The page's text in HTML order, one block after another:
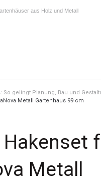
aus Holz und Metall
So gelingt Planung, Bau und
Metall Gartenhaus 99 cm
Metall